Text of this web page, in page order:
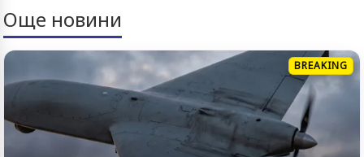
Още новини
BREAKING